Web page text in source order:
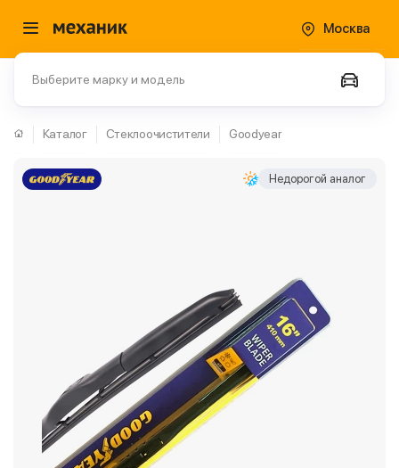
Москва
Выберите марку и модель
Каталог Стеклоочистители Goodyear
Недорогой аналог